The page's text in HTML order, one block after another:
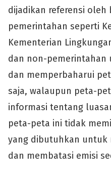
dijadikan referensi oleh
pemerintahan seperti
Kementerian
dan non-pemerintahan
dan memperbaharui
saja, walaupun peta-
informasi tentang
peta-peta ini tidak
yang dibutuhkan
dan membatasi emisi